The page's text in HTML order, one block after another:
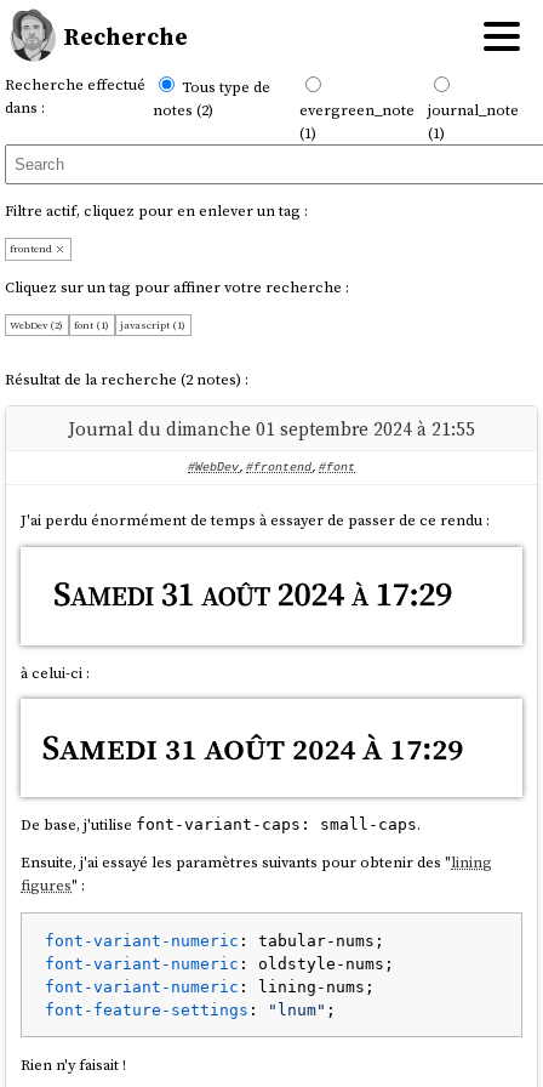
Recherche
Recherche effectué
dans :
Tous type de
notes (2)
evergreen_note
(1)
journal_note
(1)
Filtre actif, cliquez pour en enlever un tag :
frontend
Cliquez sur un tag pour affiner votre recherche :
WebDev (2) font (1) javascript (1)
Résultat de la recherche (2 notes) :
Journal du dimanche 01 septembre 2024 à 21:55
#WebDev, #frontend, #font
J'ai perdu énormément de temps à essayer de passer de ce rendu :
à celui-ci :
De base, j'utilise font-variant-caps: small-caps.
Ensuite, j'ai essayé les paramètres suivants pour obtenir des "lining
figures" :
font-variant-numeric
font-variant-numeric
font-variant-numeric
font-feature-settings : "lnum"
Rien n'y faisait !